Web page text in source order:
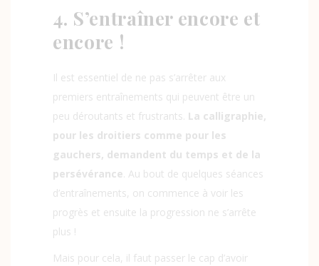
4. S’entraîner encore et
encore !
Il est essentiel de ne pas s’arrêter aux
premiers entraînements qui peuvent être un
peu déroutants et frustrants. La calligraphie,
pour les droitiers comme pour les
gauchers, demandent du temps et de la
persévérance . Au bout de quelques séances
d’entraînements, on commence à voir les
progrès et ensuite la progression ne s’arrête
plus !
Mais pour cela, il faut passer le cap d’avoir